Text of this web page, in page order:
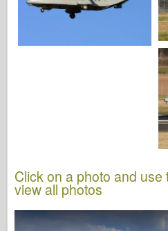
Click on a photo and
view all photos